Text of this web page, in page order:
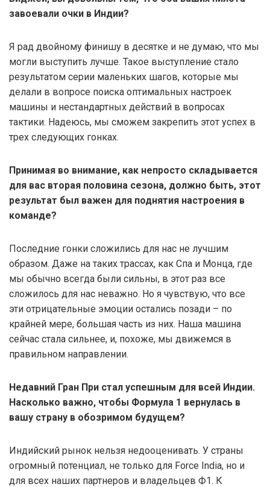
завоевали очки в Индии?
Я рад двойному финишу в десятке и не думаю, что мы
могли выступить лучше. Такое выступление стало
результатом серии маленьких шагов, которые мы
делали в вопросе поиска оптимальных настроек
машины и нестандартных действий в вопросах
тактики. Надеюсь, мы сможем закрепить этот успех в
трех следующих гонках.
Принимая во внимание, как непросто складывается
для вас вторая половина сезона, должно быть, этот
результат был важен для поднятия настроения в
команде?
Последние гонки сложились для нас не лучшим
образом. Даже на таких трассах, как Спа и Монца, где
мы обычно всегда были сильны, в этот раз все
сложилось для нас неважно. Но я чувствую, что все
эти отрицательные эмоции остались позади – по
крайней мере, большая часть из них. Наша машина
сейчас стала сильнее, и, похоже, мы движемся в
правильном направлении.
Недавний Гран При стал успешным для всей Индии.
Насколько важно, чтобы Формула 1 вернулась в
вашу страну в обозримом будущем?
Индийский рынок нельзя недооценивать. У страны
огромный потенциал, не только для Force India, но и
для всех наших партнеров и владельцев Ф1. К